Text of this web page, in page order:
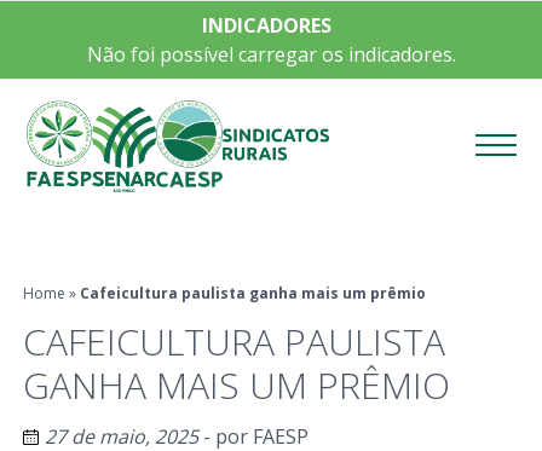
INDICADORES
Não foi possível carregar os indicadores.
Home » Cafeicultura paulista ganha mais um prêmio
CAFEICULTURA PAULISTA
GANHA MAIS UM PRÊMIO
27 de maio, 2025- por FAESP